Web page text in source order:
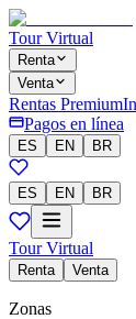
Tour Virtual
Renta
Venta
Rentas Premium
Pagos en línea
ES EN BR
ES EN BR
Tour Virtual
Renta Venta
Zonas